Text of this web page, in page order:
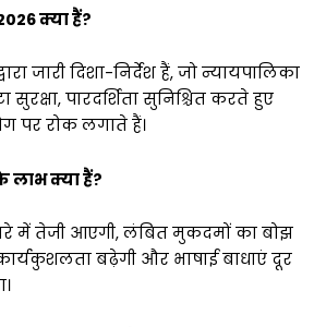
क्या हैं?
जारी दिशा-निर्देश हैं, जो न्यायपालिका
सुरक्षा, पारदर्शिता सुनिश्चित करते हुए
पर रोक लगाते हैं।
लाभ क्या हैं?
में तेजी आएगी, लंबित मुकदमों का बोझ
बढ़ेगी और भाषाई बाधाएं दूर